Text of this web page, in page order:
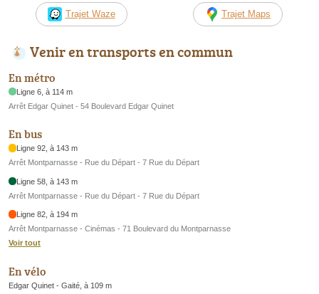
Trajet Waze Trajet Maps
Venir en transports en commun
En métro
Ligne 6, à 114 m
Arrêt Edgar Quinet - 54 Boulevard Edgar Quinet
En bus
Ligne 92, à 143 m
Arrêt Montparnasse - Rue du Départ - 7 Rue du Départ
Ligne 58, à 143 m
Arrêt Montparnasse - Rue du Départ - 7 Rue du Départ
Ligne 82, à 194 m
Arrêt Montparnasse - Cinémas - 71 Boulevard du Montparnasse
Voir tout
En vélo
Edgar Quinet - Gaité, à 109 m